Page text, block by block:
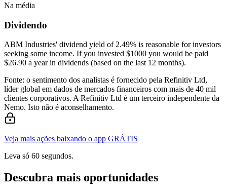
Na média
Dividendo
ABM Industries' dividend yield of 2.49% is reasonable for investors
seeking some income. If you invested $1000 you would be paid
$26.90 a year in dividends (based on the last 12 months).
Fonte: o sentimento dos analistas é fornecido pela Refinitiv Ltd,
líder global em dados de mercados financeiros com mais de 40 mil
clientes corporativos. A Refinitiv Ltd é um terceiro independente da
Nemo. Isto não é aconselhamento.
Veja mais ações baixando o app GRÁTIS
Leva só 60 segundos.
Descubra mais oportunidades